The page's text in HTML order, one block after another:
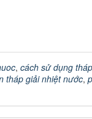
, cách sử dụng
tháp giải nhiệt nước,